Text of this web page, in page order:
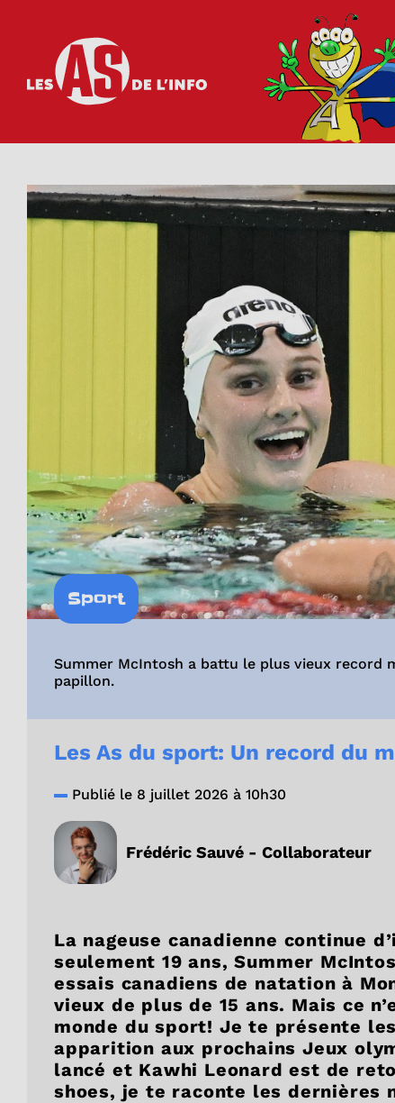
Sport
Summer McIntosh a battu le plus vieux record
papillon.
Les As du sport: Un record du
Publié le 8 juillet 2026 à 10h30
Frédéric Sauvé - Collaborateur
La nageuse canadienne continue
seulement 19 ans, Summer
essais canadiens de natation à
vieux de plus de 15 ans. Mais ce
monde du sport! Je te présente
apparition aux prochains Jeux
lancé et Kawhi Leonard est de
shoes, je te raconte les dernières